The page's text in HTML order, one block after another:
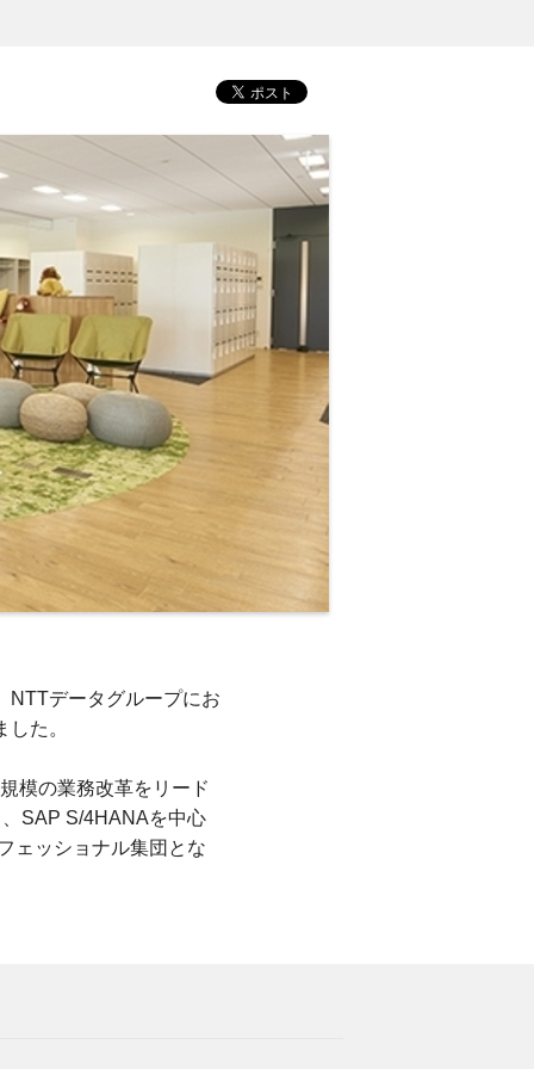
NTTデータグループにお
た。
模の業務改革をリード
SAP S/4HANAを中心
ェッショナル集団とな